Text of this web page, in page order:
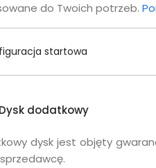
do Twoich potrzeb.
startowa
Dysk dodatkowy
dysk jest objęty